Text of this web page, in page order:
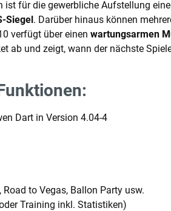
für die gewerbliche Aufstellung eine
Siegel. Darüber hinaus können
verfügt über einen wartungsarmen
ab und zeigt, wann der nächste
Dart in Version 4.04-4
to Vegas, Ballon Party usw.
Training inkl. Statistiken)